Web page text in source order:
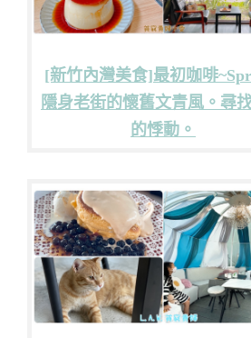
[新竹內灣美食]最初咖啡
隱身老街的懷舊文青風。尋
的悸動。